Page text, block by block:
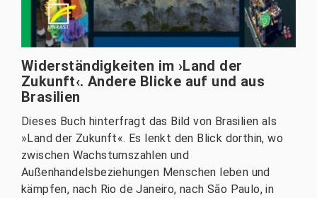
Widerständigkeiten im ›Land der
Zukunft‹. Andere Blicke auf und aus
Brasilien
Dieses Buch hinterfragt das Bild von Brasilien als
»Land der Zukunft«. Es lenkt den Blick dorthin, wo
zwischen Wachstumszahlen und
Außenhandelsbeziehungen Menschen leben und
kämpfen, nach Rio de Janeiro, nach São Paulo, in